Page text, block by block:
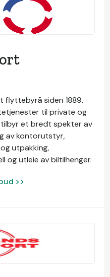
flyttebyrå siden 1889.
til private og
et bredt spekter av
av kontorutstyr,
utpakking,
og utleie av biltilhenger.
>>